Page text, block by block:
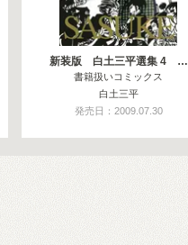
新装版 白土三平選集 4 …
書籍扱いコミックス
白土三平
発売日：2009.07.30